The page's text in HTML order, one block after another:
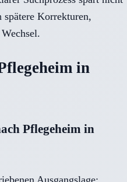
Korrekturen,
in
Pflegeheim in
Ausgangslage: